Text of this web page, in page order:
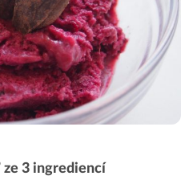
ze 3 ingrediencí